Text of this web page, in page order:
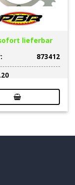
lieferbar
873412